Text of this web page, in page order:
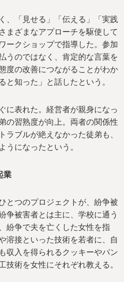
、「見せる」「伝える」「実践
まざまなアプローチを駆使して
ークショップで指導した。参加
うのではなく、肯定的な言葉を
度の改善につながることがわか
と知った」と話したという。
に表れた。経営者が親身になっ
の習熟度が向上。両者の関係性
ラブルが絶えなかった徒弟も、
うになったという。
業
とつのプロジェクトが、紛争被
争被害者とは主に、学校に通う
紛争で夫を亡くした女性を指
溶接といった技術を若者に、自
収入を得られるクッキーやパン
技術を女性にそれぞれ教える。